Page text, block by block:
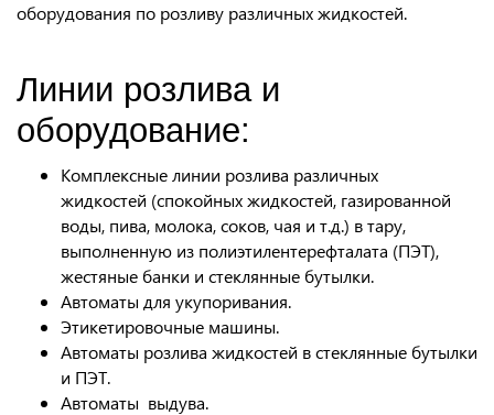
оборудования по розливу различных жидкостей.
Линии розлива и
оборудование:
Комплексные линии розлива различных
жидкостей (спокойных жидкостей, газированной
воды, пива, молока, соков, чая и т.д.) в тару,
выполненную из полиэтилентерефталата (ПЭТ),
жестяные банки и стеклянные бутылки.
Автоматы для укупоривания.
Этикетировочные машины.
Автоматы розлива жидкостей в стеклянные бутылки
и ПЭТ.
Автоматы выдува.